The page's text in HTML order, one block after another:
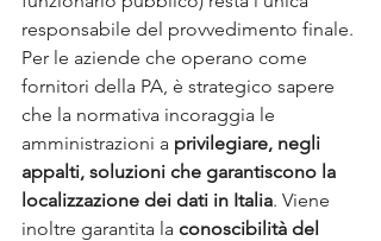
responsabile del provvedimento finale.
Per le aziende che operano come
fornitori della PA, è strategico sapere
che la normativa incoraggia le
amministrazioni a privilegiare, negli
appalti, soluzioni che garantiscono la
localizzazione dei dati in Italia. Viene
inoltre garantita la conoscibilità del